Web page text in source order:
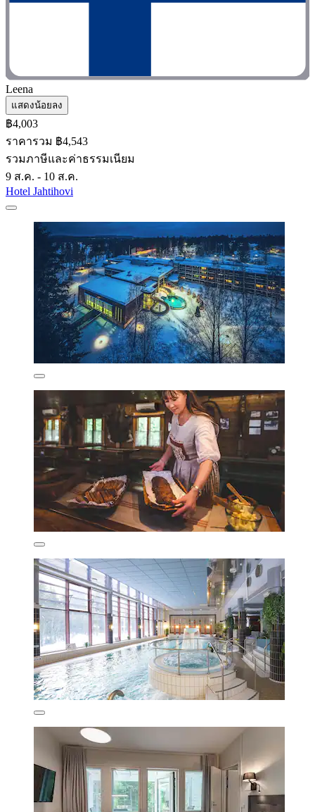
Leena
แสดงน้อยลง
฿4,003
ราคารวม ฿4,543
รวมภาษีและค่าธรรมเนียม
9 ส.ค. - 10 ส.ค.
Hotel Jahtihovi